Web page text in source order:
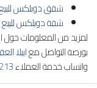
شقق دوبلكس
شقة دوبلكس للبيع
لمزيد من المعلومات حول
بورصة التواصل معايبلا
واتساب خدمة العملاء